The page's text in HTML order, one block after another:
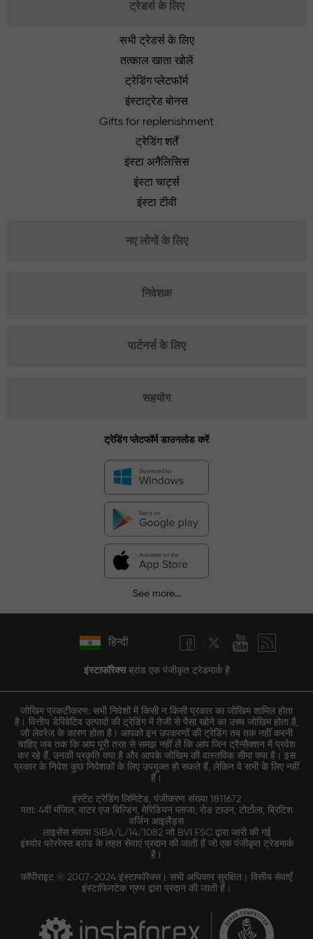
ट्रेडर्स के लिए
सभी ट्रेडर्स के लिए
तत्काल खाता खोलें
ट्रेडिंग प्लेटफॉर्म
इंस्टाट्रेड बोनस
Gifts for replenishment
ट्रेडिंग शर्तें
इंस्टा अनैलिसिस
इंस्टा चार्ट्स
इंस्टा टीवी
नए लोगों के लिए
निवेशक
पार्टनर्स के लिए
सहयोग
ट्रेडिंग प्लेटफॉर्म डाउनलोड करें
See more...
हिन्दी
इंस्टाफॉरेक्सब्रांड एक पंजीकृत ट्रेडमार्क है
जोखिम प्रकटीकरण: सभी निवेशों में किसी न किसी प्रकार का जोखिम शामिल होता
है। वित्तीय डेरिवेटिव उत्पादों की ट्रेडिंग में तेजी से पैसा खोने का उच्च जोखिम होता है,
जो लेवरेज के कारण होता है। आपको इन उपकरणों की ट्रेडिंग तब तक नहीं करनी
चाहिए जब तक कि आप पूरी तरह से समझ नहीं लें कि आप जिन ट्रैन्सैक्शन में प्रवेश
कर रहे हैं, उनकी प्रकृति क्या है और आपके जोखिम की वास्तविक सीमा क्या है। इस
प्रकार के निवेश कुछ निवेशकों के लिए उपयुक्त हो सकते हैं, लेकिन वे सभी के लिए नहीं
हैं।
इंस्टेंट ट्रेडिंग लिमिटेड, पंजीकरण संख्या 1811672
पता: 4वीं मंजिल, वाटर एज बिल्डिंग, मेरिडियन प्लाजा, रोड टाउन, टोर्टोला, ब्रिटिश
वर्जिन आइलैंड्स
लाइसेंस संख्या SIBA/L/14/1082 जो BVI FSC द्वारा जारी की गई
इंश्योर फोररेक्स ब्रांड के तहत सेवाएं प्रदान की जाती हैं जो एक पंजीकृत ट्रेडमार्क
है।
कॉपीराइट © 2007-2024 इंस्टाफॉरेक्स। सभी अधिकार सुरक्षित। वित्तीय सेवाएँ
इंस्टाफिनटेक ग्रुप द्वारा प्रदान की जाती हैं।